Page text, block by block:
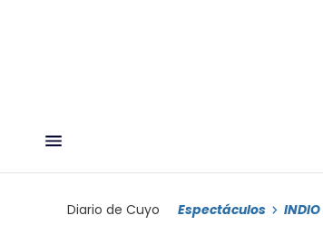
Diario de Cuyo Espectáculos INDIO